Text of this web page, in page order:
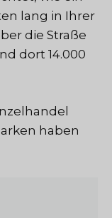
lang in Ihrer
die Straße
dort 14.000
haben